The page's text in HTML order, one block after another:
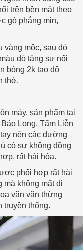
trên bền mặt theo
gò phẳng mịn,
vàng mộc, sau đó
đỏ tăng sự nổi
bóng 2k tạo độ
thờ.
máy, sản phẩm tại
Long. Tấm Liễn
nên các đường
có sự không đồng
rất hài hòa.
phối hợp rất hài
mà không mất đi
văn vặn thừng
truyền thống.